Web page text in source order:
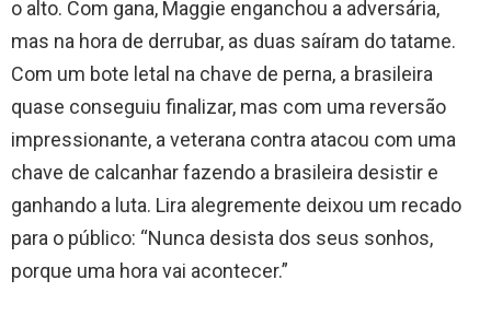
o alto. Com gana, Maggie enganchou a adversária,
mas na hora de derrubar, as duas saíram do tatame.
Com um bote letal na chave de perna, a brasileira
quase conseguiu finalizar, mas com uma reversão
impressionante, a veterana contra atacou com uma
chave de calcanhar fazendo a brasileira desistir e
ganhando a luta. Lira alegremente deixou um recado
para o público: “Nunca desista dos seus sonhos,
porque uma hora vai acontecer.”